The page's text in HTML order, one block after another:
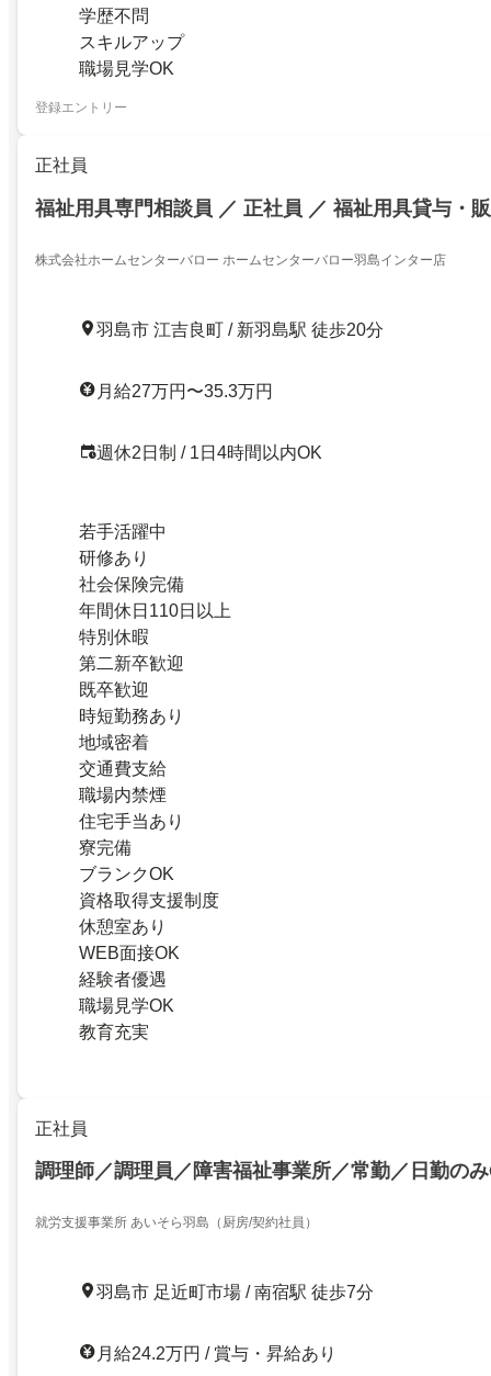
学歴不問
スキルアップ
職場見学OK
登録エントリー
正社員
福祉用具専門相談員 ／ 正社員 ／ 福祉用具貸与・
株式会社ホームセンターバロー ホームセンターバロー羽島インター店
羽島市 江吉良町 / 新羽島駅 徒歩20分
月給27万円〜35.3万円
週休2日制 / 1日4時間以内OK
若手活躍中
研修あり
社会保険完備
年間休日110日以上
特別休暇
第二新卒歓迎
既卒歓迎
時短勤務あり
地域密着
交通費支給
職場内禁煙
住宅手当あり
寮完備
ブランクOK
資格取得支援制度
休憩室あり
WEB面接OK
経験者優遇
職場見学OK
教育充実
正社員
調理師／調理員／障害福祉事業所／常勤／日勤の
就労支援事業所 あいそら羽島（厨房/契約社員）
羽島市 足近町市場 / 南宿駅 徒歩7分
月給24.2万円 / 賞与・昇給あり